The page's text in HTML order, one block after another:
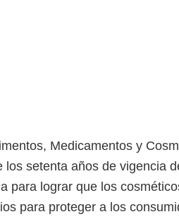
Medicamentos y
setenta años de vigencia
para lograr que los
para proteger a los